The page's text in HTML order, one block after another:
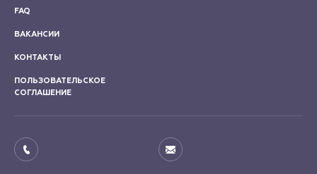
FAQ
ВАКАНСИИ
КОНТАКТЫ
ПОЛЬЗОВАТЕЛЬСКОЕ
СОГЛАШЕНИЕ